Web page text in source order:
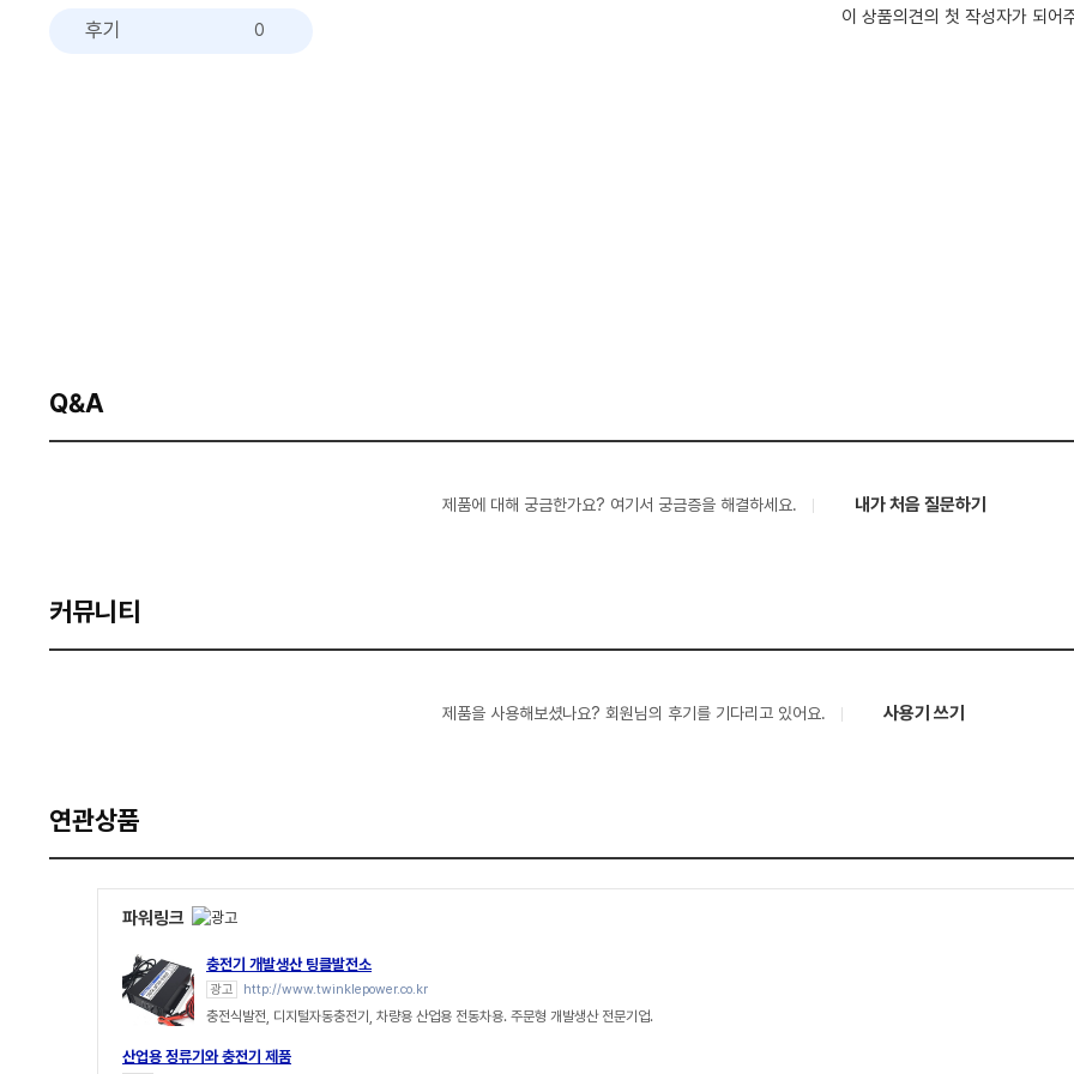
후기 0
이 상품의견의 첫 작성자가 되어
Q&A
제품에 대해 궁금한가요? 여기서 궁금증을 해결하세요. 내가 처음 질문하기
커뮤니티
제품을 사용해보셨나요? 회원님의 후기를 기다리고 있어요. 사용기 쓰기
연관상품
파워링크
충전기 개발생산 팅클발전소
광고 http://www.twinklepower.co.kr
충전식발전, 디지털자동충전기, 차량용 산업용 전동차용. 주문형 개발생산 전문기업.
산업용 정류기와 충전기 제품